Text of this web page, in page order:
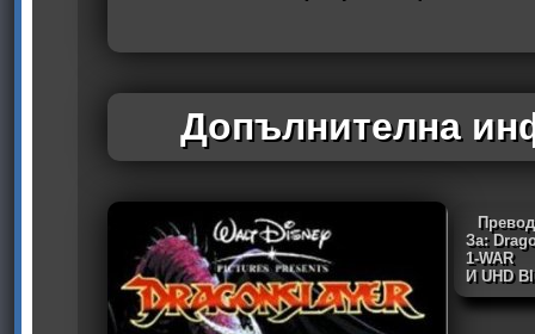
Допълнителна
За:
1-WAR
И UHD